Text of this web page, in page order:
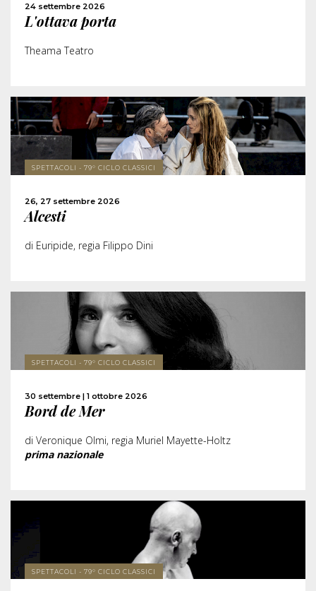
24 settembre 2026
L'ottava porta
Theama Teatro
SPETTACOLI - 79° CICLO CLASSICI
26, 27 settembre 2026
Alcesti
di Euripide, regia Filippo Dini
SCOPRI DI PIÙ
ACQUISTA
SPETTACOLI - 79° CICLO CLASSICI
30 settembre | 1 ottobre 2026
Bord de Mer
di Veronique Olmi, regia Muriel Mayette-Holtz
prima nazionale
SCOPRI DI PIÙ
ACQUISTA
SPETTACOLI - 79° CICLO CLASSICI
SCOPRI DI PIÙ
ACQUISTA